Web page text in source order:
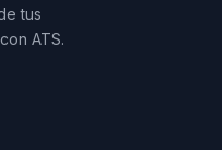
tus
ATS.